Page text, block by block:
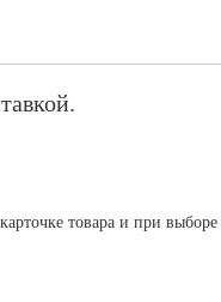
товара и при